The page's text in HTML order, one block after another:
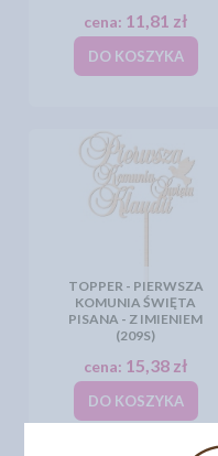
cena: 11,81 zł
DO KOSZYKA
TOPPER - PIERWSZA
KOMUNIA ŚWIĘTA
PISANA - Z IMIENIEM
(209S)
cena: 15,38 zł
DO KOSZYKA